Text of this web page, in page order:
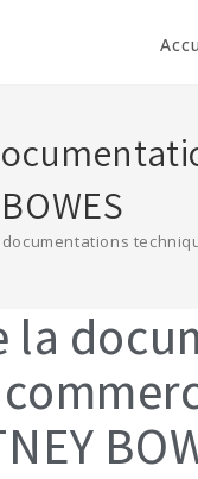
la